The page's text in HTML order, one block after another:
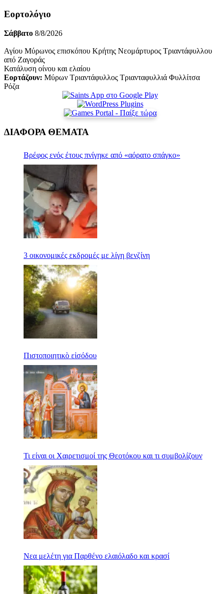
Εορτολόγιο
Σάββατο 8/8/2026
Αγίου Μύρωνος επισκόπου Κρήτης Νεομάρτυρος Τριαντάφυλλου
από Ζαγοράς
Κατάλυση οίνου και ελαίου
Εορτάζουν: Μύρων Τριαντάφυλλος Τριανταφυλλιά Φυλλίτσα
Ρόζα
ΔΙΑΦΟΡΑ ΘΕΜΑΤΑ
Βρέφος ενός έτους πνίγηκε από «αόρατο σπάγκο»
3 οικονομικές εκδρομές με λίγη βενζίνη
Πιστοποιητικὸ εἰσόδου
Τι είναι οι Χαιρετισμοί της Θεοτόκου και τι συμβολίζουν
Nεα μελέτη για Παρθένο ελαιόλαδο και κρασί